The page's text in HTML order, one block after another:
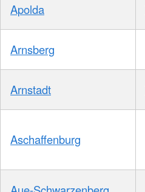
Apolda
Arnsberg
Arnstadt
Aschaffenburg